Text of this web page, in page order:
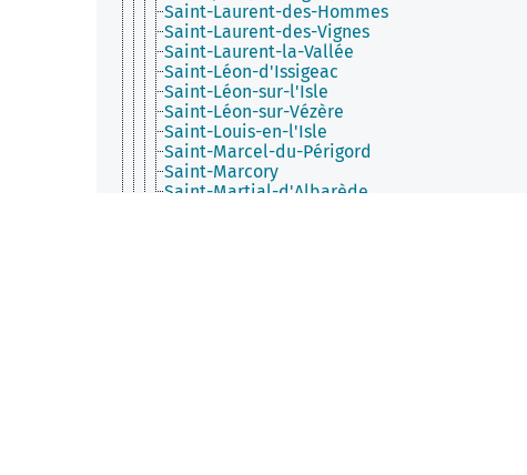
Saint-Laurent-des-Hommes
Saint-Laurent-des-Vignes
Saint-Laurent-la-Vallée
Saint-Léon-d'Issigeac
Saint-Léon-sur-l'Isle
Saint-Léon-sur-Vézère
Saint-Louis-en-l'Isle
Saint-Marcel-du-Périgord
Saint-Marcory
Saint-Martial-d'Albarède